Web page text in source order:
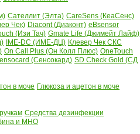
Сателлит (Элта) CareSens (КеаСенс)
Чек) Diacont (Диаконт) eBsensor
(Изи Тач) Gmate Life (Джимейт Лайф)
IME-DC (ИМЕ-ДЦ) Клевер Чек СКС
On Call Plus (Он Колл Плюс) OneTouch
(Сенсокард) SD Check Gold (СД
в моче Глюкоза и ацетон в моче
Средства дезинфекции
и МНО